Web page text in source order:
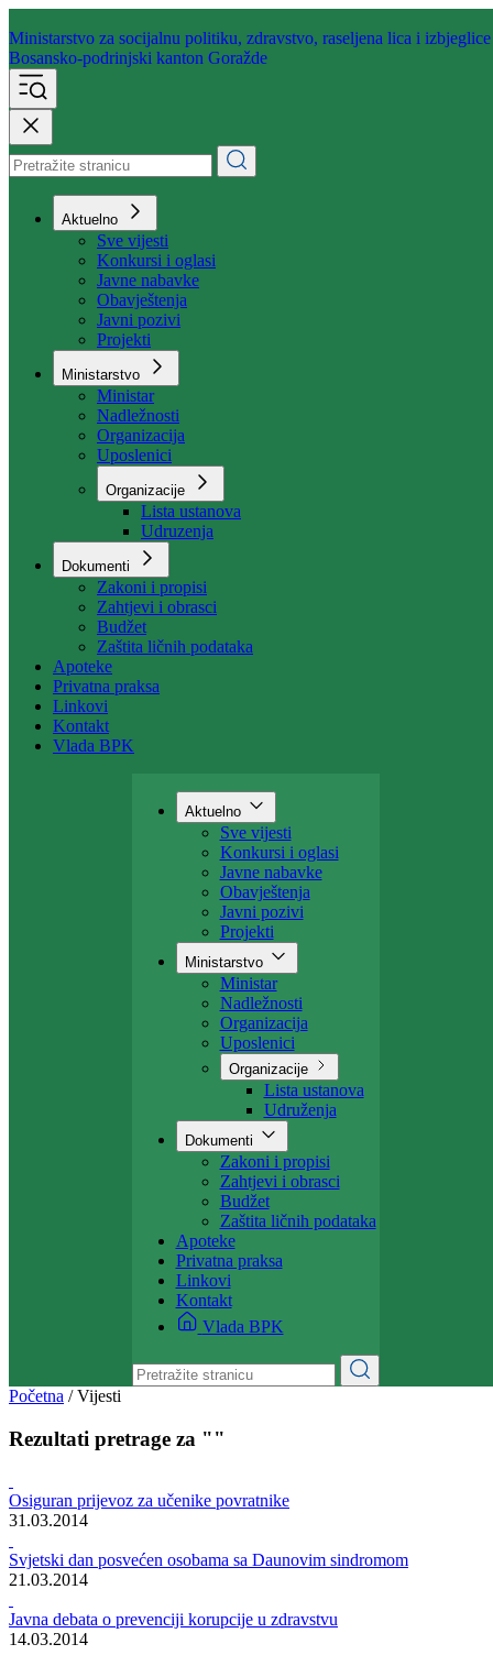
Ministarstvo za socijalnu politiku,
Bosansko-podrinjski kanton Goražde
Aktuelno
Sve vijesti
Konkursi i oglasi
Javne nabavke
Obavještenja
Javni pozivi
Projekti
Ministarstvo
Ministar
Organizacija
Uposlenici
Organizacije
Lista ustanova
Udruzenja
Dokumenti
Zakoni i propisi
Zahtjevi i obrasci
Budžet
Zaštita ličnih podataka
Apoteke
Privatna praksa
Aktuelno
Sve vijesti
Konkursi i oglasi
Javne nabavke
Obavještenja
Javni pozivi
Projekti
Ministarstvo
Ministar
Nadležnosti
Organizacija
Uposlenici
Organizacije
Lista ustanova
Udruženja
Dokumenti
Zakoni i propisi
Zahtjevi i obrasci
Budžet
Zaštita ličnih podataka
Apoteke
Privatna praksa
Linkovi
Kontakt
Vlada BPK
Vijesti
Rezultati pretrage za ""